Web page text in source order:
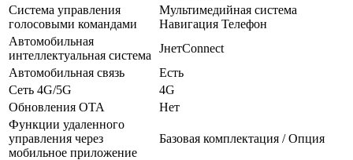
Система управления
голосовыми командами
Мультимедийная система
Навигация Телефон
Автомобильная
интеллектуальная система
JнетConnect
Автомобильная связь
Есть
Сеть 4G/5G
4G
Обновления OTA
Нет
Функции удаленного
управления через
мобильное приложение
Базовая комплектация / Опция